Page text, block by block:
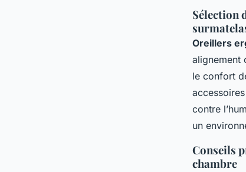
Sélection
Oreillers
alignement
le confort
contre
un
Conseils
chambre